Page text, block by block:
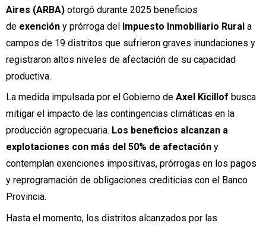
Aires (ARBA) otorgó durante 2025 beneficios
de exención y prórroga del Impuesto Inmobiliario Rural a
campos de 19 distritos que sufrieron graves inundaciones y
registraron altos niveles de afectación de su capacidad
productiva.
La medida impulsada por el Gobierno de Axel Kicillof busca
mitigar el impacto de las contingencias climáticas en la
producción agropecuaria. Los beneficios alcanzan a
explotaciones con más del 50% de afectación y
contemplan exenciones impositivas, prórrogas en los pagos
y reprogramación de obligaciones crediticias con el Banco
Provincia.
Hasta el momento, los distritos alcanzados por las